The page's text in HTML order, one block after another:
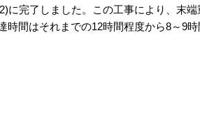
に完了しました。この工事により、末端
時間はそれまでの12時間程度から8～9時